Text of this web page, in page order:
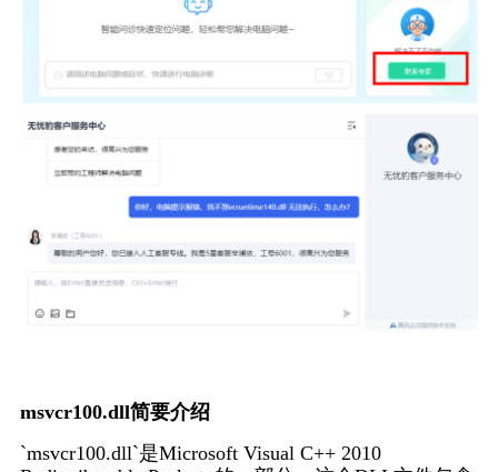
msvcr100.dll简要介绍
`msvcr100.dll`是Microsoft Visual C++ 2010